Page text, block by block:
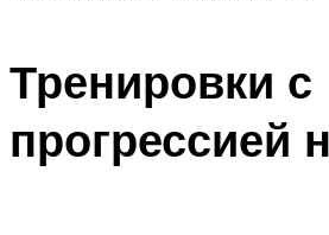
Тренировки с
прогрессией